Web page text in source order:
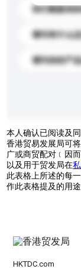
你们能提供
请问有什么
请问你的产
本人确认已阅读及
香港贸易发展局可
广或商贸配对﹝因
以及用于贸发局在
此表格上所述的每
作此表格提及的用途
HKTDC.com